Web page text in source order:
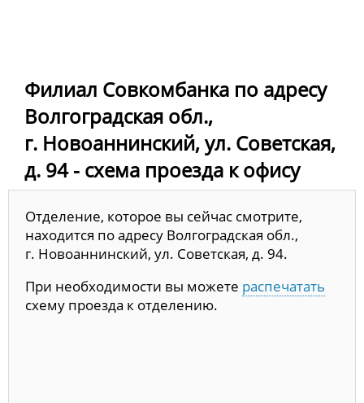
Филиал Совкомбанка по адресу
Волгоградская обл.,
г. Новоаннинский, ул. Советская,
д. 94 - схема проезда к офису
Отделение, которое вы сейчас смотрите,
находится по адресу Волгоградская обл.,
г. Новоаннинский, ул. Советская, д. 94.
При необходимости вы можете распечатать
схему проезда к отделению.